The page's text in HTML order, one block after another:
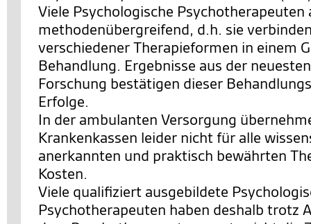
Viele Psychologische
methodenübergreifend, d.h. sie
verschiedener Therapieformen in einem
Behandlung. Ergebnisse aus der
Forschung bestätigen dieser
Erfolge.
In der ambulanten Versorgung
Krankenkassen leider nicht für alle
anerkannten und praktisch bewährten
Kosten.
Viele qualifiziert ausgebildete
Psychotherapeuten haben deshalb trotz